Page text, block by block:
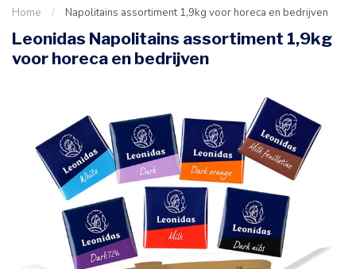
Home / Napolitains assortiment 1,9kg voor horeca en bedrijven
Leonidas Napolitains assortiment 1,9kg
voor horeca en bedrijven